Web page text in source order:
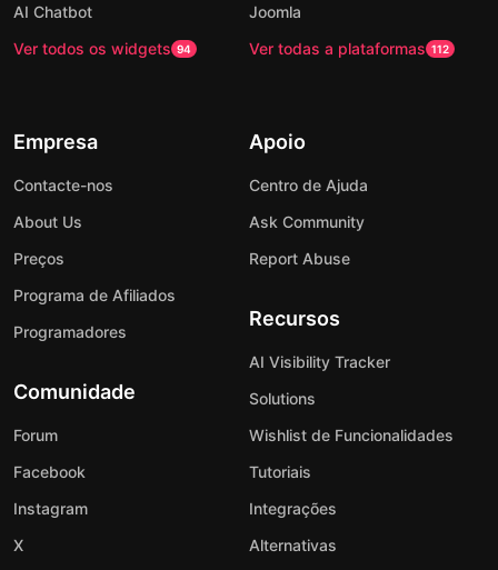
AI Chatbot
Ver todos os widgets 94
Joomla
Ver todas a plataformas 112
Empresa
Contacte-nos
About Us
Preços
Programa de Afiliados
Programadores
Comunidade
Forum
Facebook
Instagram
X
Apoio
Centro de Ajuda
Ask Community
Report Abuse
Recursos
AI Visibility Tracker
Solutions
Wishlist de Funcionalidades
Tutoriais
Integrações
Alternativas